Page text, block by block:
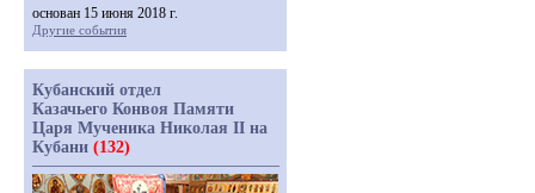
основан 15 июня 2018 г.
Другие события
Кубанский отдел
Казачьего Конвоя Памяти
Царя Мученика Николая II на
Кубани (132)